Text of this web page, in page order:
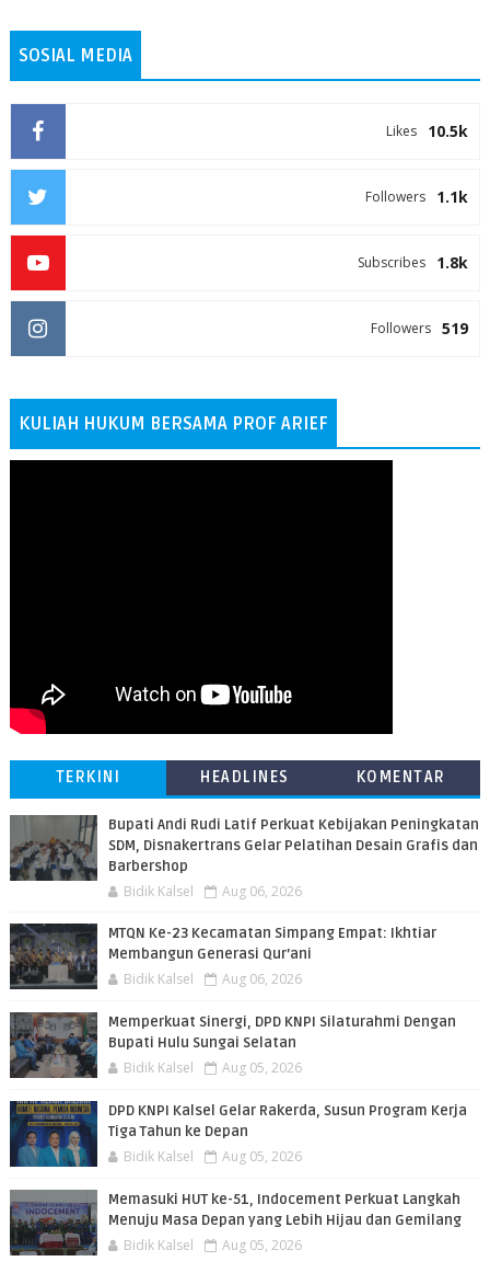
SOSIAL MEDIA
10.5k
Likes
1.1k
Followers
1.8k
Subscribes
519
Followers
KULIAH HUKUM BERSAMA PROF ARIEF
TERKINI HEADLINES KOMENTAR
Bupati Andi Rudi Latif Perkuat Kebijakan Peningkatan
SDM, Disnakertrans Gelar Pelatihan Desain Grafis dan
Barbershop
Bidik Kalsel Aug 06, 2026
MTQN Ke-23 Kecamatan Simpang Empat: Ikhtiar
Membangun Generasi Qur’ani
Bidik Kalsel Aug 06, 2026
Memperkuat Sinergi, DPD KNPI Silaturahmi Dengan
Bupati Hulu Sungai Selatan
Bidik Kalsel Aug 05, 2026
DPD KNPI Kalsel Gelar Rakerda, Susun Program Kerja
Tiga Tahun ke Depan
Bidik Kalsel Aug 05, 2026
Memasuki HUT ke-51, Indocement Perkuat Langkah
Menuju Masa Depan yang Lebih Hijau dan Gemilang
Bidik Kalsel Aug 05, 2026